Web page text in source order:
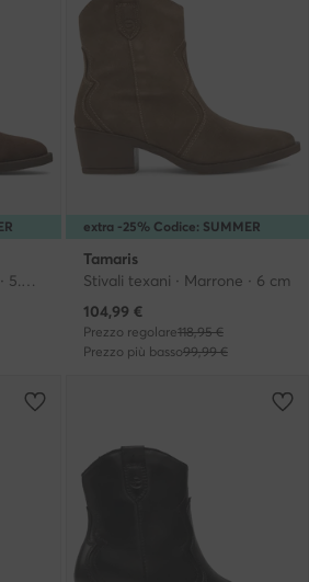
Stivali texani · Marrone · 5.5 cm
extra -25% Codice: SUMMER
Tamaris
Stivali texani · Marrone · 6 cm
Prezzo attuale
104,99 €
Prezzo regolare118,95 €
Prezzo più basso99,99 €